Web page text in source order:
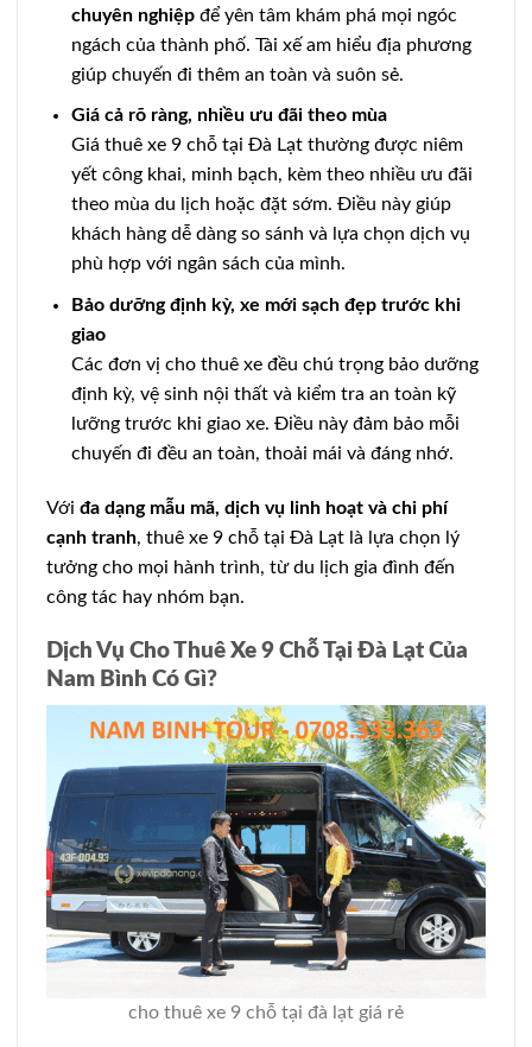
chuyên nghiệpđể yên tâm khám phá mọi ngóc
ngách của thành phố. Tài xế am hiểu địa phương
giúp chuyến đi thêm an toàn và suôn sẻ.
Giá cả rõ ràng, nhiều ưu đãi theo mùa
Giá thuê xe 9 chỗ tại Đà Lạt thường được niêm
yết công khai, minh bạch, kèm theo nhiều ưu đãi
theo mùa du lịch hoặc đặt sớm. Điều này giúp
khách hàng dễ dàng so sánh và lựa chọn dịch vụ
phù hợp với ngân sách của mình.
Bảo dưỡng định kỳ, xe mới sạch đẹp trước khi
giao
Các đơn vị cho thuê xe đều chú trọng bảo dưỡng
định kỳ, vệ sinh nội thất và kiểm tra an toàn kỹ
lưỡng trước khi giao xe. Điều này đảm bảo mỗi
chuyến đi đều an toàn, thoải mái và đáng nhớ.
Với đa dạng mẫu mã, dịch vụ linh hoạt và chi phí
cạnh tranh, thuê xe 9 chỗ tại Đà Lạt là lựa chọn lý
tưởng cho mọi hành trình, từ du lịch gia đình đến
công tác hay nhóm bạn.
Dịch Vụ Cho Thuê Xe 9 Chỗ Tại Đà Lạt Của
Nam Bình Có Gì?
cho thuê xe 9 chỗ tại đà lạt giá rẻ